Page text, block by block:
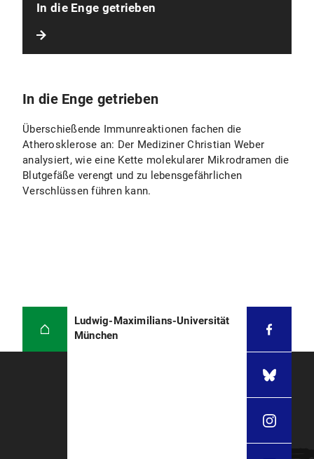
In die Enge getrieben
In die Enge getrieben
Überschießende Immunreaktionen fachen die
Atherosklerose an: Der Mediziner Christian Weber
analysiert, wie eine Kette molekularer Mikrodramen die
Blutgefäße verengt und zu lebensgefährlichen
Verschlüssen führen kann.
Ludwig-Maximilians-Universität
München